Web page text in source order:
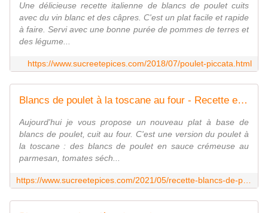
Une délicieuse recette italienne de blancs de poulet cuits
avec du vin blanc et des câpres. C'est un plat facile et rapide
à faire. Servi avec une bonne purée de pommes de terres et
des légume...
https://www.sucreetepices.com/2018/07/poulet-piccata.html
Blancs de poulet à la toscane au four - Recette en vidéo
Aujourd'hui je vous propose un nouveau plat à base de
blancs de poulet, cuit au four. C'est une version du poulet à
la toscane : des blancs de poulet en sauce crémeuse au
parmesan, tomates séch...